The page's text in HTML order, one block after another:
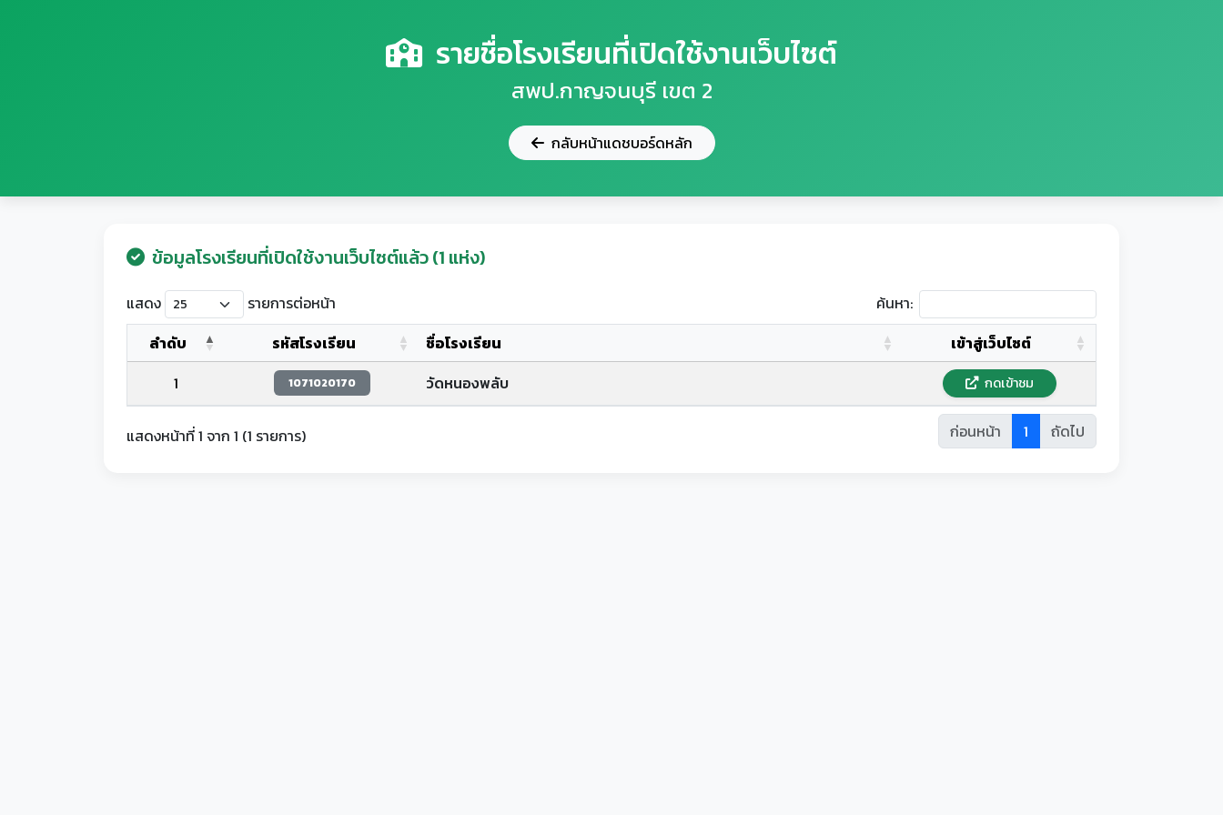
รายชื่อโรงเรียนที่เปิดใช้งานเว็บไซต์
สพป.กาญจนบุรี เขต 2
กลับหน้าแดชบอร์ดหลัก
ข้อมูลโรงเรียนที่เปิดใช้งานเว็บไซต์แล้ว (1 แห่ง)
แสดง รายการต่อหน้า
ค้นหา:
ลำดับ
รหัสโรงเรียน ชื่อโรงเรียน
เข้าสู่เว็บไซต์
1
1071020170 วัดหนองพลับ กดเข้าชม
แสดงหน้าที่ 1 จาก 1 (1 รายการ) ก่อนหน้า 1 ถัดไป